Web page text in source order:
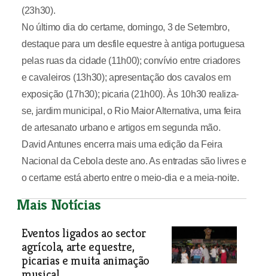
(23h30).
No último dia do certame, domingo, 3 de Setembro,
destaque para um desfile equestre à antiga portuguesa
pelas ruas da cidade (11h00); convívio entre criadores
e cavaleiros (13h30); apresentação dos cavalos em
exposição (17h30); picaria (21h00). Às 10h30 realiza-
se, jardim municipal, o Rio Maior Alternativa, uma feira
de artesanato urbano e artigos em segunda mão.
David Antunes encerra mais uma edição da Feira
Nacional da Cebola deste ano. As entradas são livres e
o certame está aberto entre o meio-dia e a meia-noite.
Mais Notícias
Eventos ligados ao sector
agrícola, arte equestre,
picarias e muita animação